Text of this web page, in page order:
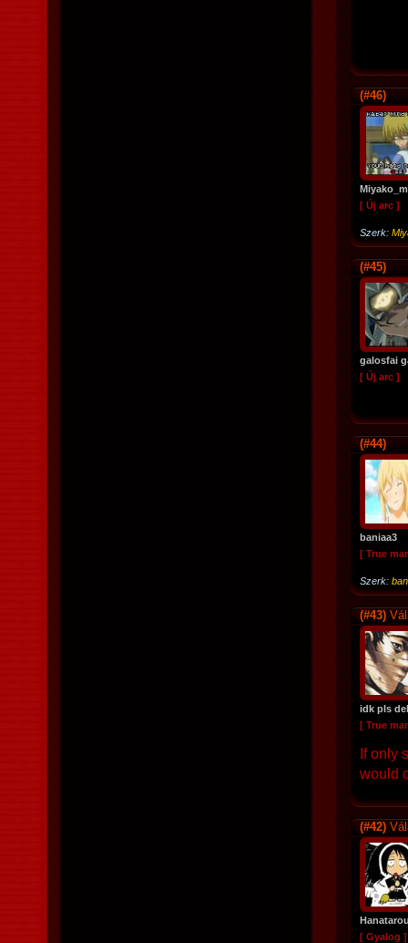
(#46)
Miyako_m
[ Új arc ]
Szerk:
(#45)
galosfai
[ Új arc ]
(#44)
baniaa3
[ True
Szerk:
(#43)
idk pls
[ True
If only
would
(#42)
[ Gyalog ]